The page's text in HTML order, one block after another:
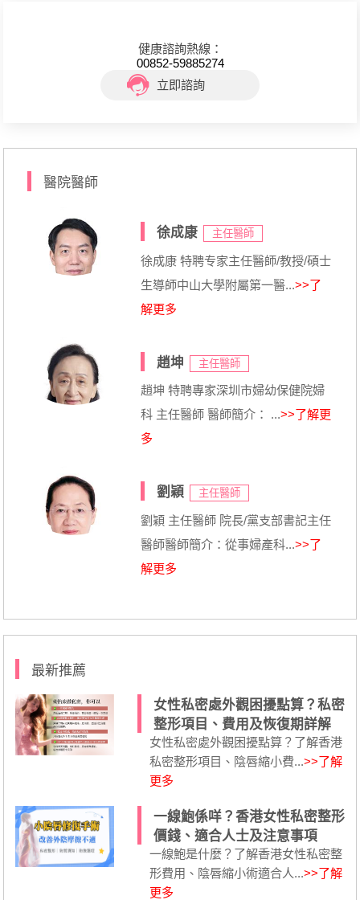
健康諮詢熱線：
00852-59885274
立即諮詢
醫院醫師
徐成康 主任醫師
徐成康 特聘专家主任醫師/教授/碩士
生導師中山大學附屬第一醫...>>了
解更多
趙坤 主任醫師
趙坤 特聘專家深圳市婦幼保健院婦
科 主任醫師 醫師簡介： ...>>了解更
多
劉穎 主任醫師
劉穎 主任醫師 院長/黨支部書記主任
醫師醫師簡介：從事婦產科...>>了
解更多
最新推薦
女性私密處外觀困擾點算？私密
整形項目、費用及恢復期詳解
女性私密處外觀困擾點算？了解香港
私密整形項目、陰唇縮小費...>>了解
更多
一線鮑係咩？香港女性私密整形
價錢、適合人士及注意事項
一線鮑是什麼？了解香港女性私密整
形費用、陰唇縮小術適合人...>>了解
更多